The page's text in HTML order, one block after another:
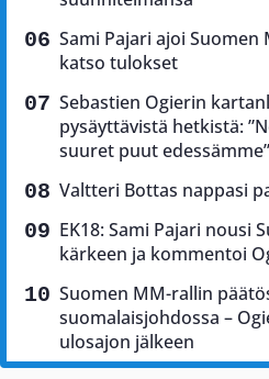
Sami Pajari ajoi
katso tulokset
Sebastien Ogierin
pysäyttävistä hetkistä:
suuret puut edessämme”
Valtteri Bottas nappasi
EK18: Sami Pajari nousi
kärkeen ja kommentoi
Suomen MM-rallin
suomalaisjohdossa –
ulosajon jälkeen